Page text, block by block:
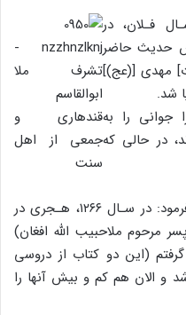
فـلان، در
حدیث حاضر
مهدى [(عج)]
شد.
جوانى را به
در حالى که
فاضل جلیل ملا ابوالقاسم قندهارى فرمود: در سـال ۱۲۶۶، هـجرى در
مرحوم ملاحبیب اللّه افغان)
(این دو کتاب از دروسى
و الان هم کم و بیش آنها را